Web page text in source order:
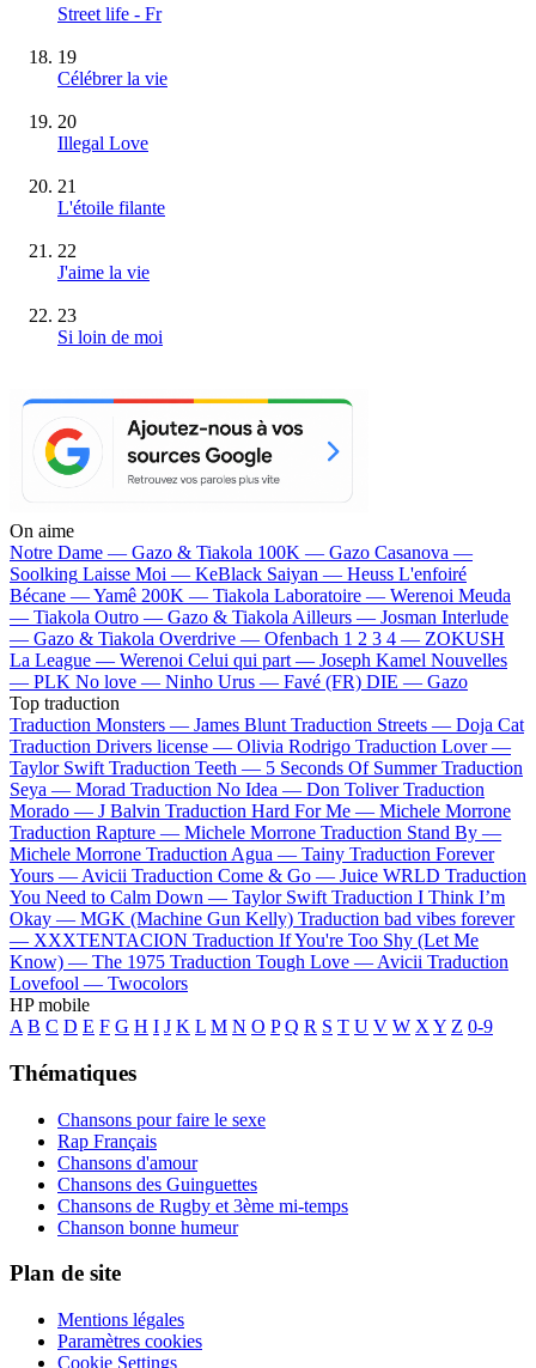
Street life - Fr
19
Célébrer la vie
20
Illegal Love
21
L'étoile filante
22
J'aime la vie
23
Si loin de moi
On aime
Notre Dame — Gazo & Tiakola 100K — Gazo Casanova —
Soolking Laisse Moi — KeBlack Saiyan — Heuss L'enfoiré
Bécane —Yamê 200K — Tiakola Laboratoire — Werenoi Meuda
— Tiakola Outro — Gazo & Tiakola Ailleurs — Josman Interlude
— Gazo & Tiakola Overdrive — Ofenbach 1 2 3 4 — ZOKUSH
La League — Werenoi Celui qui part — Joseph Kamel Nouvelles
— PLK No love — Ninho Urus — Favé (FR) DIE — Gazo
Top traduction
Traduction Monsters — James Blunt Traduction Streets — Doja Cat
Traduction Drivers license — Olivia Rodrigo Traduction Lover —
Taylor Swift Traduction Teeth — 5 Seconds Of Summer Traduction
Seya — Morad Traduction No Idea — Don Toliver Traduction
Morado — J Balvin Traduction Hard For Me — Michele Morrone
Traduction Rapture — Michele Morrone Traduction Stand By —
Michele Morrone Traduction Agua — Tainy Traduction Forever
Yours — Avicii Traduction Come & Go — Juice WRLD Traduction
You Need to Calm Down — Taylor Swift Traduction I Think I’m
Okay — MGK (Machine Gun Kelly) Traduction bad vibes forever
— XXXTENTACION Traduction If You're Too Shy (Let Me
Know) — The 1975 Traduction Tough Love — Avicii Traduction
Lovefool — Twocolors
HP mobile
A B C D E F G H I J K L M N O P Q R S T U V W X Y Z 0-9
Thématiques
Chansons pour faire le sexe
Rap Français
Chansons d'amour
Chansons des Guinguettes
Chansons de Rugby et 3ème mi-temps
Chanson bonne humeur
Plan de site
Mentions légales
Paramètres cookies
Cookie Settings